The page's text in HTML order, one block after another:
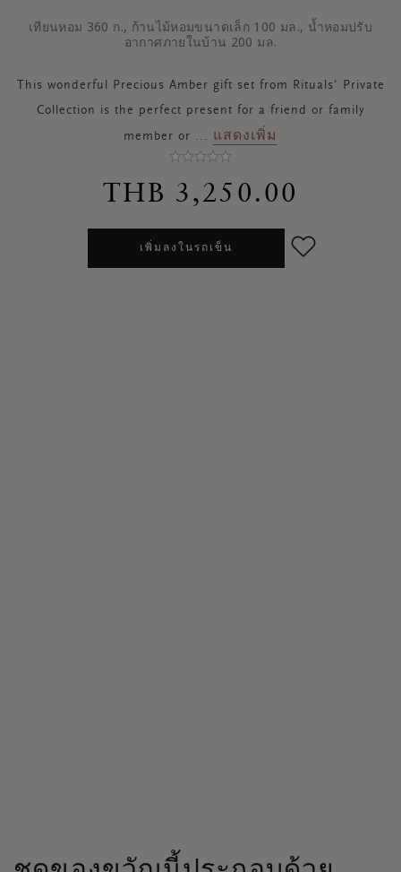
เทียนหอม 360 ก., ก้านไม้หอมขนาดเล็ก 100 มล., น้ำหอมปรับ
อากาศภายในบ้าน 200 มล.
This wonderful Precious Amber gift set from Rituals' Private
Collection is the perfect present for a friend or family
member or ... แสดงเพิ่ม
THB 3,250.00
เพิ่มลงในรถเข็น